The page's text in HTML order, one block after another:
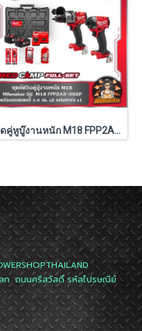
ชุดคู่หูบู๊งานหนัก M18 FPP2A3-502P Milwaukee (Q3)
ก ถนนศรีสวัสดิ์ รหัสไปรษณีย์